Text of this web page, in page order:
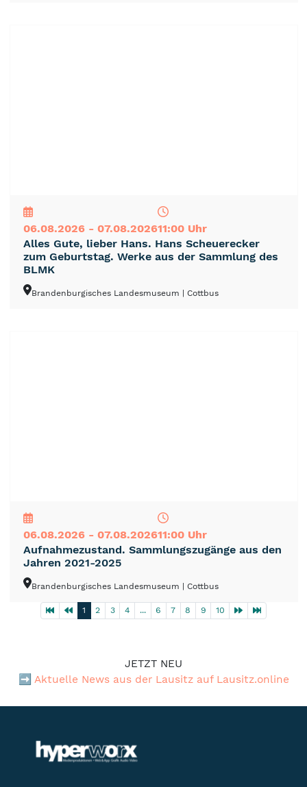
06.08.2026 - 07.08.202611:00 Uhr
Alles Gute, lieber Hans. Hans Scheuerecker
zum Geburtstag. Werke aus der Sammlung des
BLMK
Brandenburgisches Landesmuseum | Cottbus
06.08.2026 - 07.08.202611:00 Uhr
Aufnahmezustand. Sammlungszugänge aus den
Jahren 2021-2025
Brandenburgisches Landesmuseum | Cottbus
1 2 3 4 ... 6 7 8 9 10
JETZT NEU
➡️ Aktuelle News aus der Lausitz auf Lausitz.online